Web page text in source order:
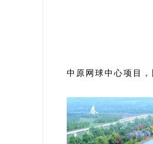
中原网球中心项目